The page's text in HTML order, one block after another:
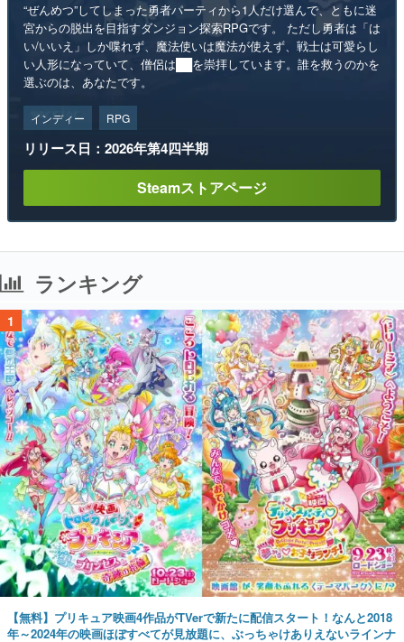
“ぜんめつ”してしまった勇者パーティから1人だけ選んで、ともに迷
宮からの脱出を目指すダンジョン探索RPGです。 ただし勇者は「は
い/いいえ」しか喋れず、魔法使いは魔法が使えず、戦士は可愛らし
い人形になっていて、僧侶は██を崇拝しています。誰を救うのかを
選ぶのは、あなたです。
インディー RPG
リリース日：2026年第4四半期
Steamストアページ
ランキング
1
【無料】プリキュア映画4作品がTVerで新たに配信スタート！なんと2018
年～2024年の映画ほぼすべてが見放題に、ぶっちゃけありえないラインナ